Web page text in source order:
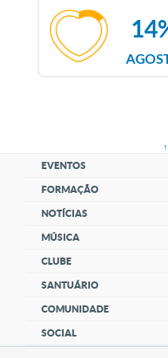
EVENTOS
FORMAÇÃO
NOTÍCIAS
MÚSICA
CLUBE
SANTUÁRIO
COMUNIDADE
SOCIAL